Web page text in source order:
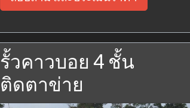
รั้วคาวบอย 4 ชั้น
ติดตาข่าย